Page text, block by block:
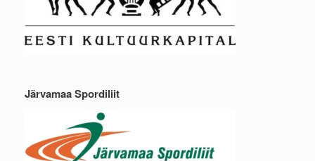
Järvamaa Spordiliit